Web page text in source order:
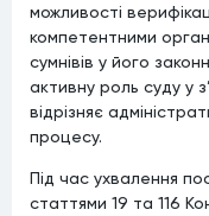
можливості
компетентними
сумнівів у його
активну роль суду у
відрізняє
процесу.
Під час ухвалення
статтями 19 та 116